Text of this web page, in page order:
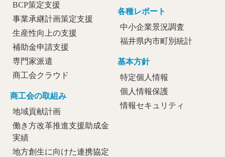
BCP策定支援
事業承継計画策定支援
生産性向上の支援
補助金申請支援
専門家派遣
商工会クラウド
商工会の取組み
地域貢献計画
働き方改革推進支援助成金
実績
地方創生に向けた連携協定
各種レポート
中小企業景況調査
福井県内市町別統計
基本方針
特定個人情報
個人情報保護
情報セキュリティ